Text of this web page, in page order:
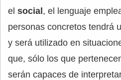
el social, el lenguaje
personas concretos tendrá
y será utilizado en
que, sólo los que
serán capaces de